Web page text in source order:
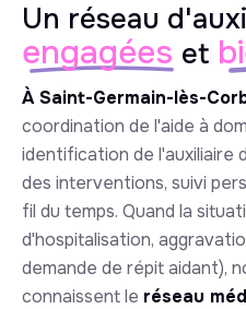
Un réseau
engagées et
À Saint-Germain-lès-
coordination de l'aide à
identification de l'auxiliaire
des interventions, suivi
fil du temps. Quand la
d'hospitalisation,
demande de répit aidant),
connaissent le réseau